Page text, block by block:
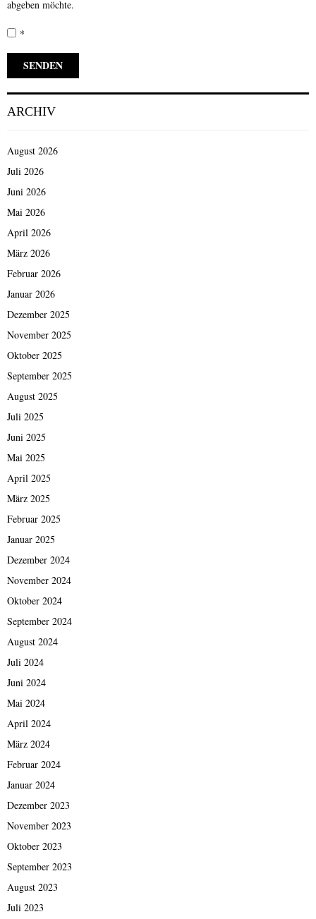
abgeben möchte.
*
ARCHIV
August 2026
Juli 2026
Juni 2026
Mai 2026
April 2026
März 2026
Februar 2026
Januar 2026
Dezember 2025
November 2025
Oktober 2025
September 2025
August 2025
Juli 2025
Juni 2025
Mai 2025
April 2025
März 2025
Februar 2025
Januar 2025
Dezember 2024
November 2024
Oktober 2024
September 2024
August 2024
Juli 2024
Juni 2024
Mai 2024
April 2024
März 2024
Februar 2024
Januar 2024
Dezember 2023
November 2023
Oktober 2023
September 2023
August 2023
Juli 2023